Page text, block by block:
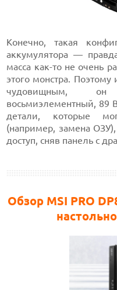
Конечно, такая
аккумулятора —
масса как-то не очень
этого монстра. Поэтому
чудовищным, он
восьмиэлементный, 89
детали, которые
(например, замена
доступ, сняв панель с
Обзор MSI PRO